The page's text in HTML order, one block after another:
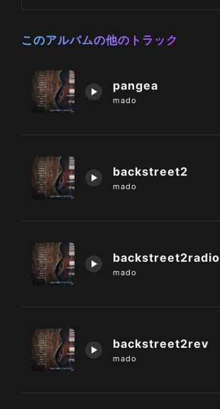
このアルバムの他のトラック
pangea
mado
backstreet2
mado
backstreet2radio
mado
backstreet2rev
mado